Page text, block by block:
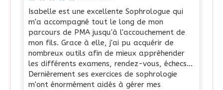
Isabelle est une excellente Sophrologue qui
m'a accompagné tout le long de mon
parcours de PMA jusqu'à l'accouchement de
mon fils. Grace à elle, j'ai pu acquérir de
nombreux outils afin de mieux appréhender
les différents examens, rendez-vous, échecs...
Dernièrement ses exercices de sophrologie
m'ont énormément aidés à gérer mes